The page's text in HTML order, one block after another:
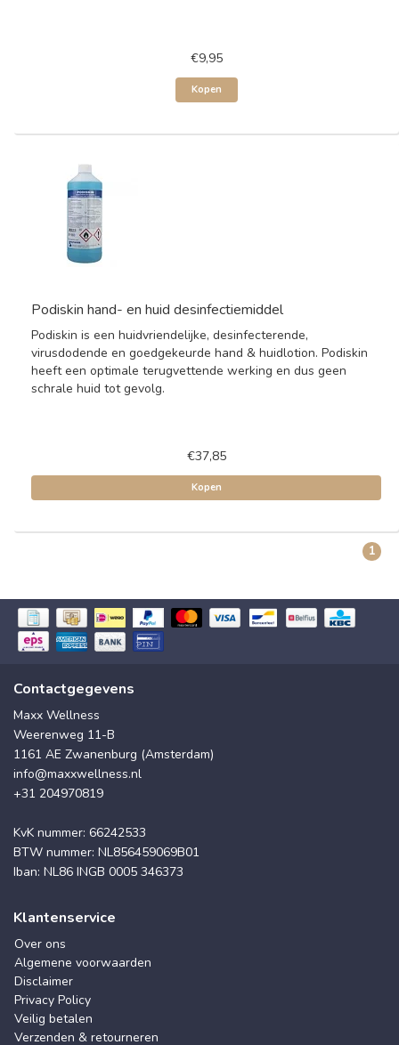
€9,95
Kopen
Podiskin hand- en huid desinfectiemiddel
Podiskin is een huidvriendelijke, desinfecterende,
virusdodende en goedgekeurde hand & huidlotion. Podiskin
heeft een optimale terugvettende werking en dus geen
schrale huid tot gevolg.
€37,85
Kopen
1
Contactgegevens
Maxx Wellness
Weerenweg 11-B
1161 AE Zwanenburg (Amsterdam)
info@maxxwellness.nl
+31 204970819
KvK nummer: 66242533
BTW nummer: NL856459069B01
Iban: NL86 INGB 0005 346373
Klantenservice
Over ons
Algemene voorwaarden
Disclaimer
Privacy Policy
Veilig betalen
Verzenden & retourneren